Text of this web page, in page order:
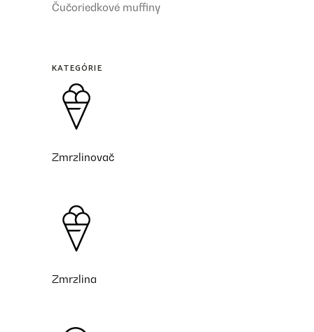
Čučoriedkové muffiny
KATEGÓRIE
Zmrzlinovač
Zmrzlina